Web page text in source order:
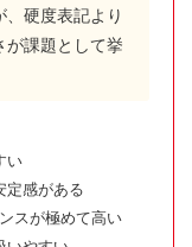
硬度表記より
が課題として挙
い
定感がある
スが極めて高い